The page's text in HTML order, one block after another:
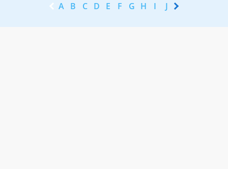
A B C D E F G H I J K